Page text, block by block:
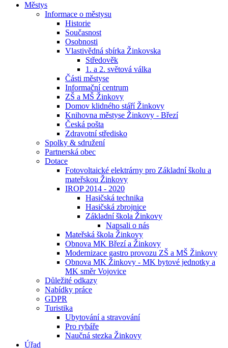
Městys
Informace o městysu
Historie
Současnost
Osobnosti
Vlastivědná sbírka Žinkovska
Středověk
1. a 2. světová válka
Části městyse
Informační centrum
ZŠ a MŠ Žinkovy
Domov klidného stáří Žinkovy
Knihovna městyse Žinkovy - Březí
Česká pošta
Zdravotní středisko
Spolky & sdružení
Partnerská obec
Dotace
Fotovoltaické elektrárny pro Základní školu a
mateřskou Žinkovy
IROP 2014 - 2020
Hasičská technika
Hasičská zbrojnice
Základní škola Žinkovy
Napsali o nás
Mateřská škola Žinkovy
Obnova MK Březí a Žinkovy
Modernizace gastro provozu ZŠ a MŠ Žinkovy
Obnova MK Žinkovy - MK bytové jednotky a
MK směr Vojovice
Důležité odkazy
Nabídky práce
GDPR
Turistika
Ubytování a stravování
Pro rybáře
Naučná stezka Žinkovy
Úřad